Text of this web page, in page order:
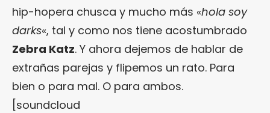
hip-hopera chusca y mucho más «hola soy
darks«, tal y como nos tiene acostumbrado
Zebra Katz. Y ahora dejemos de hablar de
extrañas parejas y flipemos un rato. Para
bien o para mal. O para ambos.
[soundcloud